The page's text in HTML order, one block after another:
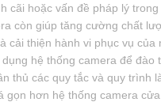
cãi hoặc vấn đề pháp lý trong
còn giúp tăng cường chất
cải thiện hành vi phục vụ của
hệ thống camera để đào
thủ các quy tắc và quy trình
gọn hơn hệ thống camera